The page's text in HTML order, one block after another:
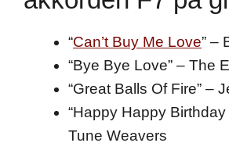
“Can’t Buy Me Love” –
“Bye Bye Love” – The
“Great Balls Of Fire” –
“Happy Happy Birthday
Tune Weavers